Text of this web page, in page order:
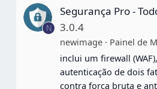
s
e
l
a
s
N
Segurança Pro -
3.0.4
newimage
Painel de
inclui um firewall
autenticação de dois
contra força bruta e